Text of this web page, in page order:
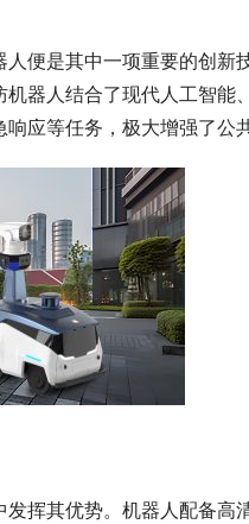
便是其中一项重要的创新
器人结合了现代人工智能
应等任务，极大增强了公
挥其优势。机器人配备高